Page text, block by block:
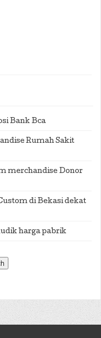
Bank Bca
Rumah Sakit
merchandise Donor
di Bekasi dekat
harga pabrik